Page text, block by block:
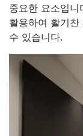
중요한 요소입
활용하여 활기
수 있습니다.